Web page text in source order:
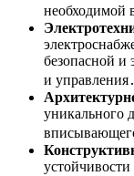
необходимой
безопасной и
и управления․
уникального